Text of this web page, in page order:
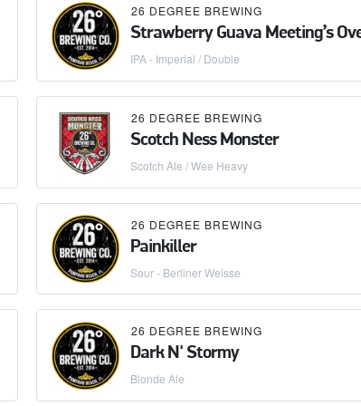
26 DEGREE BREWING
Strawberry Guava Meeting’s
IPA - Imperial / Double
26 DEGREE BREWING
Scotch Ness Monster
Scotch Ale / Wee Heavy
26 DEGREE BREWING
Painkiller
Sour - Berliner Weisse
26 DEGREE BREWING
Dark N' Stormy
Blonde Ale